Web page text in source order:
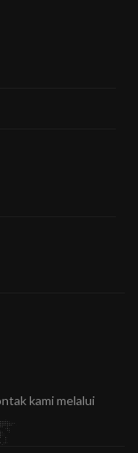
kami melalui